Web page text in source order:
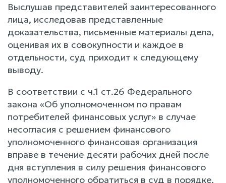
Выслушав представителей заинтересованного
лица, исследовав представленные
доказательства, письменные материалы дела,
оценивая их в совокупности и каждое в
отдельности, суд приходит к следующему
выводу.
В соответствии с ч.1 ст.26 Федерального
закона «Об уполномоченном по правам
потребителей финансовых услуг» в случае
несогласия с решением финансового
уполномоченного финансовая организация
вправе в течение десяти рабочих дней после
дня вступления в силу решения финансового
уполномоченного обратиться в суд в порядке,